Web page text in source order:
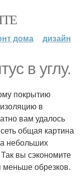
дома дизайн
в углу.
покрытию
в
вам удалось
общая картина
небольших
вы сэкономите
меньше обрезков.